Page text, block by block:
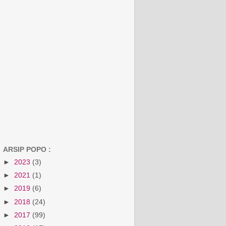
ARSIP POPO :
► 2023 (3)
► 2021 (1)
► 2019 (6)
► 2018 (24)
► 2017 (99)